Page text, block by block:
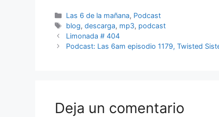
Categorías
Las 6 de la mañana, Podcast
Etiquetas
blog,descarga, mp3, podcast
Limonada # 404
Podcast: Las 6am episodio 1179, Twisted
Deja un comentario